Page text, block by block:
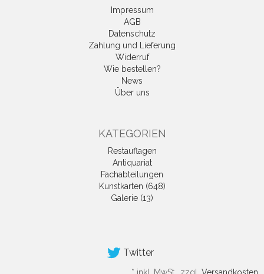
Impressum
AGB
Datenschutz
Zahlung und Lieferung
Widerruf
Wie bestellen?
News
Über uns
KATEGORIEN
Restauflagen
Antiquariat
Fachabteilungen
Kunstkarten (648)
Galerie (13)
Twitter